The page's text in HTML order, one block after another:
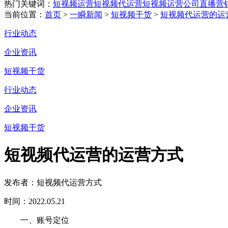
热门关键词： 短视频运营短视频代运营短视频运营公司 直播营
当前位置： 首页 > 一瞬新闻 > 短视频干货 > 短视频代运营的运
行业动态
企业资讯
短视频干货
行业动态
企业资讯
短视频干货
短视频代运营的运营方式
发布者：短视频代运营方式
时间：2022.05.21
一、账号定位